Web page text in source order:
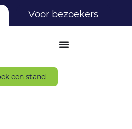
Voor bezoekers
een stand